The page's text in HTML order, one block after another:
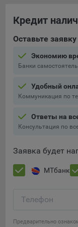
При этом,
интернет-сайты в
хранимый на
того, субъект
сохраненные
Подробнее о
соответствующие
Chrome
Safari
Microsoft Edge
Кредит
Оставьте
Экономию
Банки
Удобный
Коммуникация по
Ответы на
Консультация по
Заявка будет
МТбанк
Телефон
Предварительно